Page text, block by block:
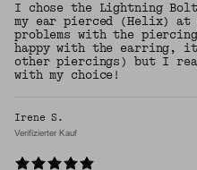
I chose the Lightning
my ear pierced (Helix)
problems with the
happy with the earring,
other piercings) but I
with my choice!
Irene S.
Verifizierter Kauf